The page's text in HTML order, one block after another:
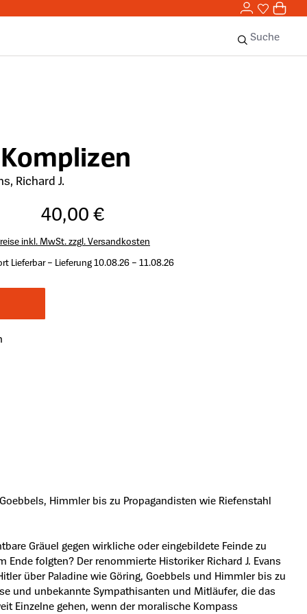
0,00
0
Suche
Richard J.
40,00 €
inkl. MwSt. zzgl. Versandkosten
Lieferbar – Lieferung 10.08.26 – 11.08.26
Himmler bis zu Propagandisten wie Riefenstahl
Gräuel gegen wirkliche oder eingebildete Feinde zu
folgten? Der renommierte Historiker Richard J. Evans
über Paladine wie Göring, Goebbels und Himmler bis zu
und unbekannte Sympathisanten und Mitläufer, die das
Einzelne gehen, wenn der moralische Kompass